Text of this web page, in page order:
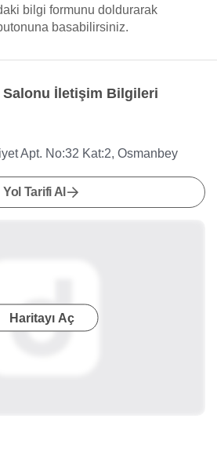
bilgi formunu doldurarak
basabilirsiniz.
Salonu İletişim Bilgileri
Apt. No:32 Kat:2, Osmanbey
Yol Tarifi Al
Haritayı Aç